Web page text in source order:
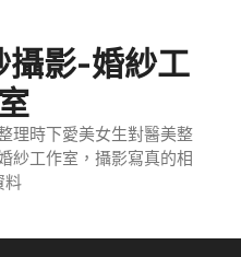
攝影-婚紗工
理時下愛美女生對醫美整
紗工作室，攝影寫真的相
料